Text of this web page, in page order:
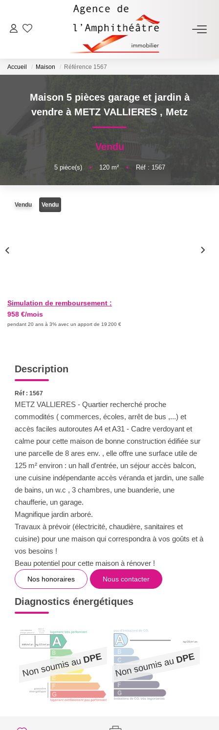
ACHETER
ESTIMER
NOTRE AGENCE
Accueil Maison Référence 1567
Maison 5 pièces garage et jardin à
vendre à METZ VALLIERES , Metz
Vendu
5pièce(s) • 120m² • Réf : 1567
Vendu Vendu
Simulation de remboursement :
958 €/mois
pendant 20 ans à 3% avec un apport de 19 200 €
Description
Réf : 1567
METZ VALLIERES - Quartier recherché proche
commodités ( commerces, écoles, arrêt de bus ,...) et
accès faciles autoroutes A4 et A31 - Cadre verdoyant et
calme pour cette maison de bonne construction édifiée sur
une parcelle de 8 ares env. , elle offre une surface utile de
125 m² environ : un hall d'entrée, un séjour accès balcon,
une cuisine indépendante accès véranda et jardin, une salle
de bains, un w.c , 3 chambres, une buanderie, une
chaufferie, un garage.
Magnifique jardin arboré.
Travaux à prévoir (électricité, chaudière, sanitaires et
cuisine) pour une maison qui correspondra à vos goûts et à
vos besoins !
Beau potentiel pour cette maison à rénover !
Nos honoraires Nous contacter
Diagnostics énergétiques